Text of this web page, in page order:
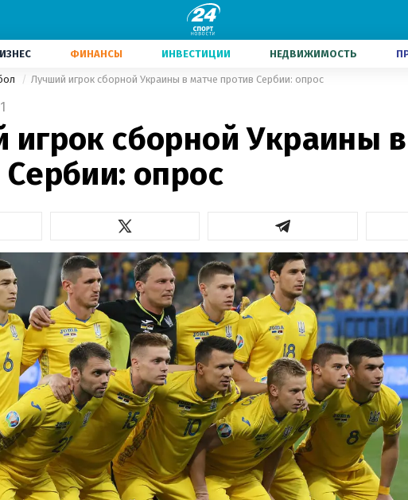
ФИНАНСЫ ИНВЕСТИЦИИ НЕДВИЖИМОСТЬ
Лучший игрок сборной Украины в матче против Сербии: опрос
1
игрок сборной Украины
опрос